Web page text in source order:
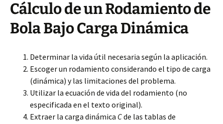
Cálculo de un Rodamiento de
Bola Bajo Carga Dinámica
Determinar la vida útil necesaria según la aplicación.
Escoger un rodamiento considerando el tipo de carga
(dinámica) y las limitaciones del problema.
Utilizar la ecuación de vida del rodamiento (no
especificada en el texto original).
Extraer la carga dinámica Cde las tablas de